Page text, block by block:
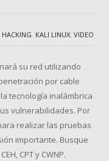
HACKING, KALI LINUX, VIDEO
su red utilizando
por cable
tecnología inalámbrica
vulnerabilidades. Por
realizar las pruebas
importante. Busque
CPT y CWNP.